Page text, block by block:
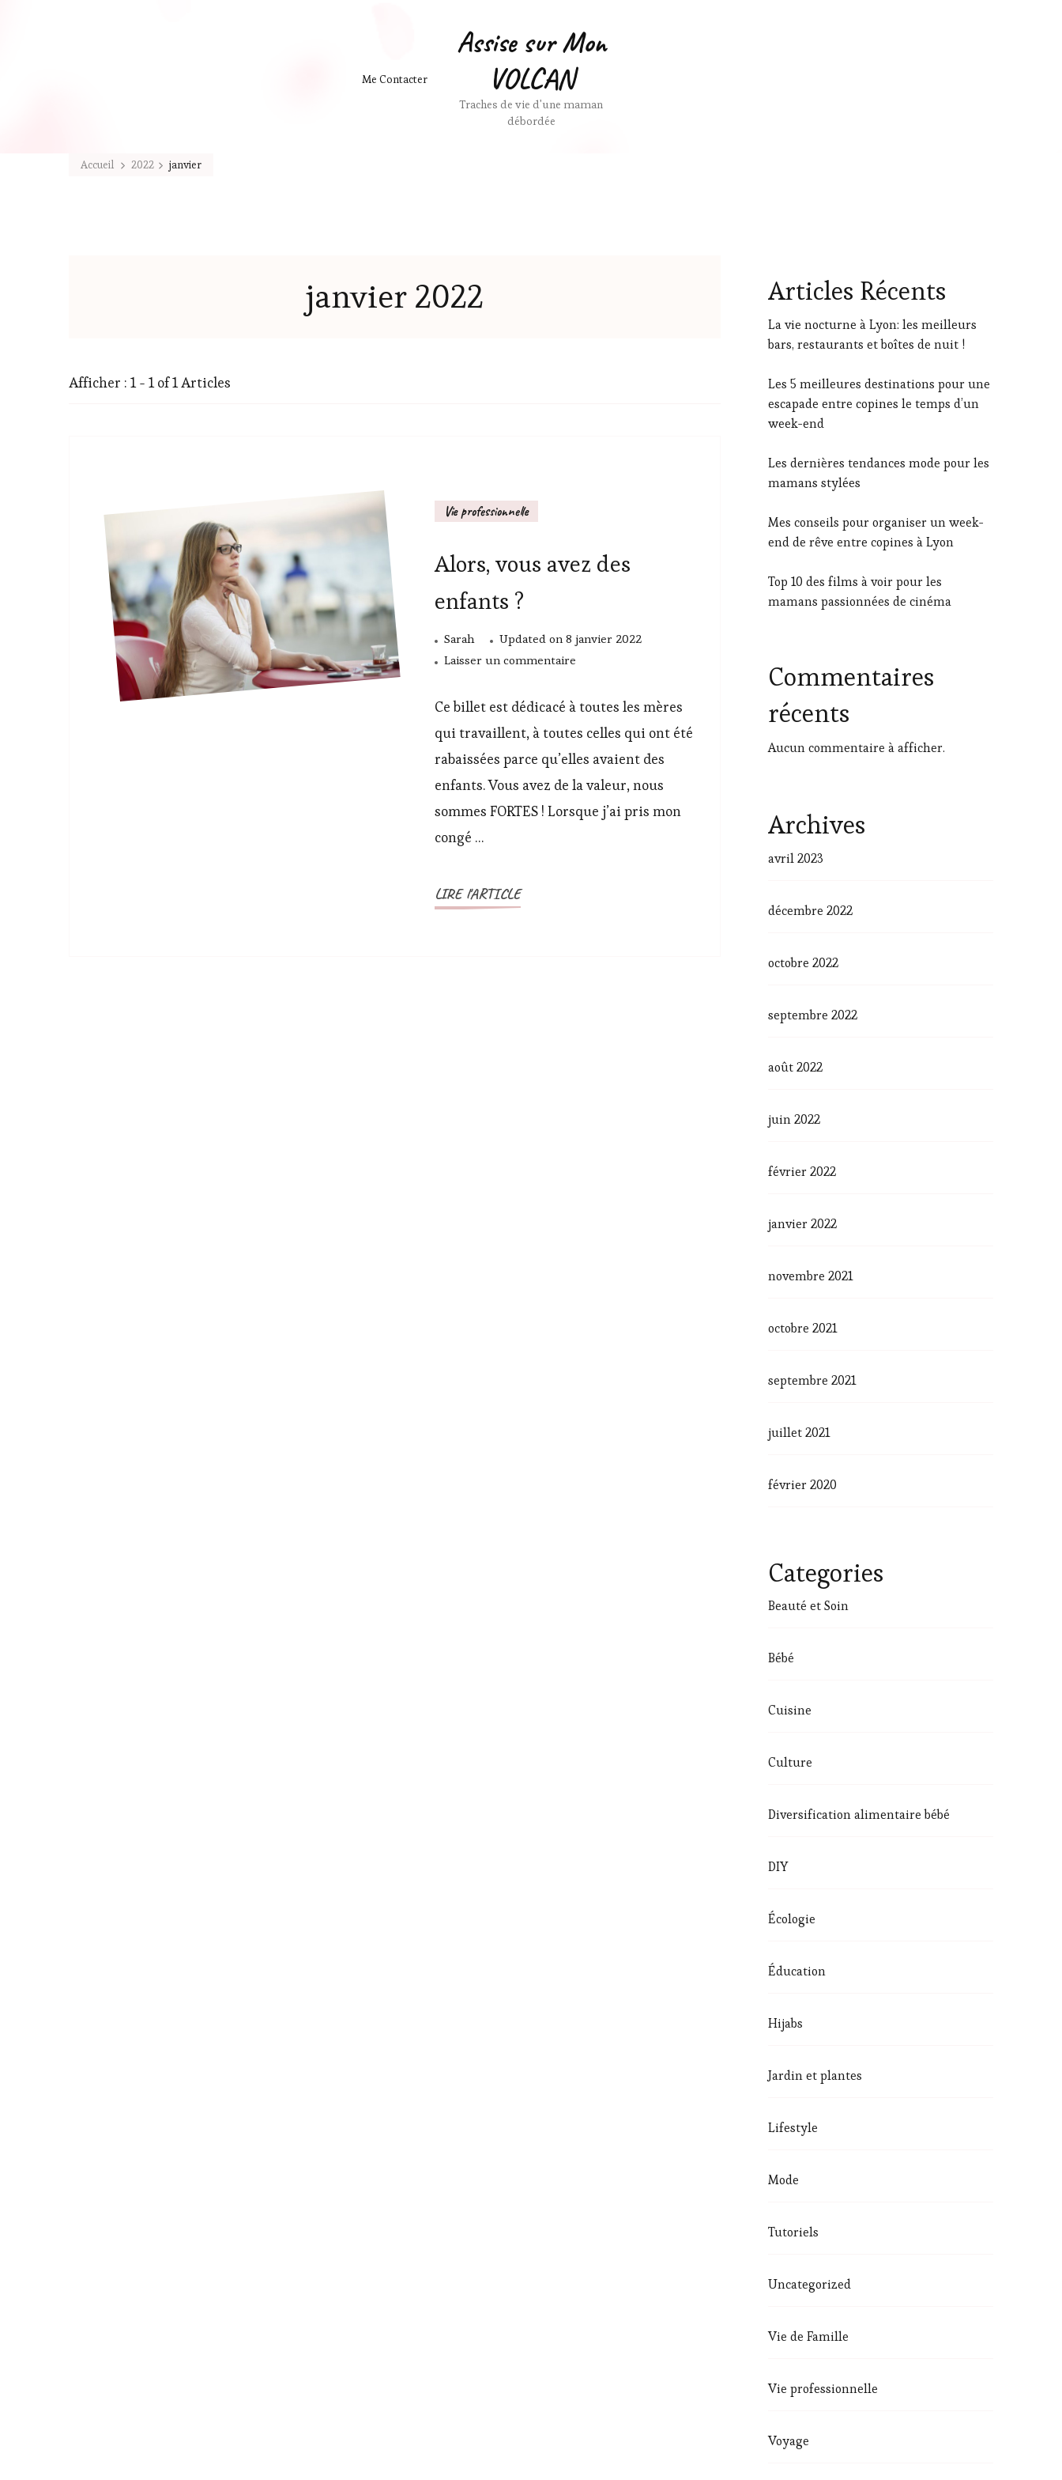
Me Contacter
Assise sur Mon
VOLCAN
Traches de vie d'une maman
débordée
Accueil 2022 janvier
janvier 2022
Afficher : 1 - 1 of 1 Articles
Vie professionnelle
Alors, vous avez des
enfants ?
Sarah Updated on8 janvier 2022
Laisser un commentairesur
vous
enfants
?
Ce billet est dédicacé à toutes les mères
qui travaillent, à toutes celles qui ont été
rabaissées parce qu’elles avaient des
enfants. Vous avez de la valeur, nous
sommes FORTES ! Lorsque j’ai pris mon
congé …
LIRE l'ARTICLE
Articles Récents
La vie nocturne à Lyon: les meilleurs
bars, restaurants et boîtes de nuit !
Les 5 meilleures destinations pour une
escapade entre copines le temps d’un
week-end
Les dernières tendances mode pour les
mamans stylées
Mes conseils pour organiser un week-
end de rêve entre copines à Lyon
Top 10 des films à voir pour les
mamans passionnées de cinéma
Commentaires
récents
Aucun commentaire à afficher.
Archives
avril 2023
décembre 2022
octobre 2022
septembre 2022
août 2022
juin 2022
février 2022
janvier 2022
novembre 2021
octobre 2021
septembre 2021
juillet 2021
février 2020
Categories
Beauté et Soin
Bébé
Cuisine
Culture
Diversification alimentaire bébé
DIY
Écologie
Éducation
Hijabs
Jardin et plantes
Lifestyle
Mode
Tutoriels
Uncategorized
Vie de Famille
Vie professionnelle
Voyage